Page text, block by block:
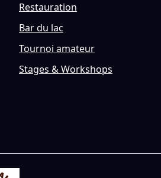
Restauration
Bar du lac
Tournoi amateur
Stages & Workshops